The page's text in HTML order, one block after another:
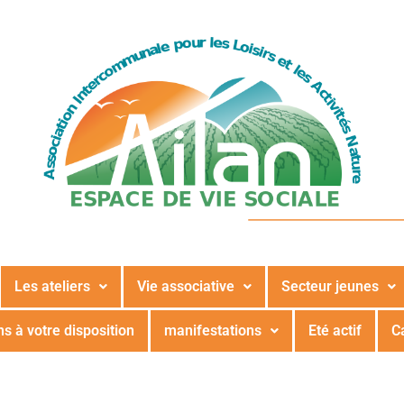
Les ateliers Vie associative Secteur jeunes
à votre disposition manifestations Eté actif